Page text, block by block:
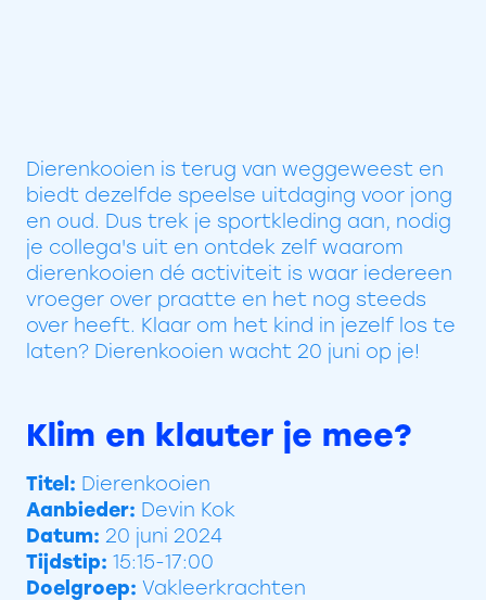
Dierenkooien is terug van weggeweest en
biedt dezelfde speelse uitdaging voor jong
en oud. Dus trek je sportkleding aan, nodig
je collega's uit en ontdek zelf waarom
dierenkooien dé activiteit is waar iedereen
vroeger over praatte en het nog steeds
over heeft. Klaar om het kind in jezelf los te
laten? Dierenkooien wacht 20 juni op je!
Klim en klauter je mee?
Titel: Dierenkooien
Aanbieder: Devin Kok
Datum: 20 juni 2024
Tijdstip: 15:15-17:00
Doelgroep: Vakleerkrachten